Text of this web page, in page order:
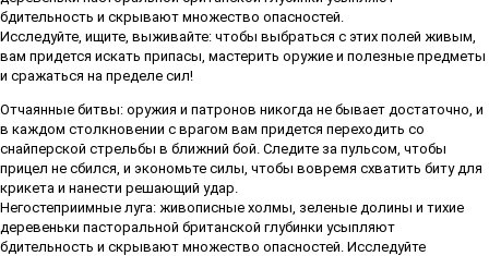
бдительность и скрывают множество опасностей.
Исследуйте, ищите, выживайте: чтобы выбраться с этих полей живым,
вам придется искать припасы, мастерить оружие и полезные предметы
и сражаться на пределе сил!
Отчаянные битвы: оружия и патронов никогда не бывает достаточно, и
в каждом столкновении с врагом вам придется переходить со
снайперской стрельбы в ближний бой. Следите за пульсом, чтобы
прицел не сбился, и экономьте силы, чтобы вовремя схватить биту для
крикета и нанести решающий удар.
Негостеприимные луга: живописные холмы, зеленые долины и тихие
деревеньки пасторальной британской глубинки усыпляют
бдительность и скрывают множество опасностей. Исследуйте